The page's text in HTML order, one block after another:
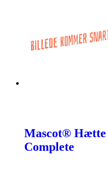
Mascot® Hætte
Complete